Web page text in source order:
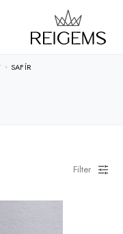
SAFÍR
Filter